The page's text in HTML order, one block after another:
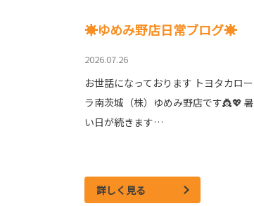
☀ゆめみ野店日常ブログ☀
2026.07.26
お世話になっております トヨタカロー
ラ南茨城（株）ゆめみ野店です👸💖 暑
い日が続きます…
詳しく見る